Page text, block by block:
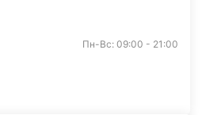
Пн-Вс: 09:00 - 21:00